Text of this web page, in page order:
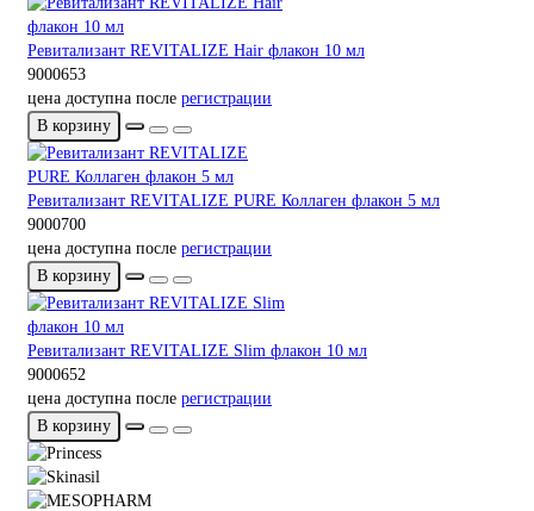
Ревитализант REVITALIZE Hair флакон 10 мл
9000653
цена доступна после регистрации
В корзину
Ревитализант REVITALIZE PURE Коллаген флакон 5 мл
9000700
цена доступна после регистрации
В корзину
Ревитализант REVITALIZE Slim флакон 10 мл
9000652
цена доступна после регистрации
В корзину